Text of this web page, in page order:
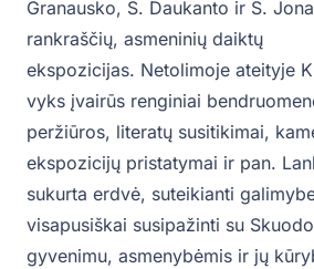
Granausko, S. Daukanto ir S.
rankraščių, asmeninių daiktų
ekspozicijas. Netolimoje ateityje
vyks įvairūs renginiai
peržiūros, literatų susitikimai,
ekspozicijų pristatymai ir pan.
sukurta erdvė, suteikianti
visapusiškai susipažinti su
gyvenimu, asmenybėmis ir jų